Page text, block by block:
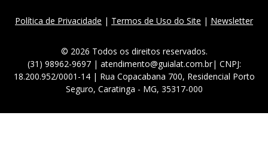
Política de Privacidade | Termos de Uso do Site | Newsletter
© 2026 Todos os direitos reservados.
(31) 98962-9697 | atendimento@guialat.com.br| CNPJ:
18.200.952/0001-14 | Rua Copacabana 700, Residencial Porto
Seguro, Caratinga - MG, 35317-000